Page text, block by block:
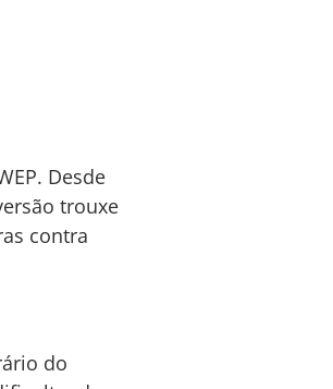
Desde
trouxe
contra
do